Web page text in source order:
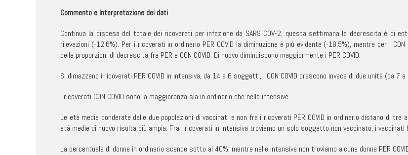
Commento e Interpretazione dei dati
Continua la discesa del totale dei ricoverati per infezione da SARS COV-2, questa settimana la decrescita è di
rilevazioni (-12,6%). Per i ricoverati in ordinario PER COVID la diminuzione è più evidente (-18,5%), mentre per i
delle proporzioni di decrescita fra PER e CON COVID. Di nuovo diminuiscono maggiormente i PER COVID.
Si dimezzano i ricoverati PER COVID in intensiva, da 14 a 6 soggetti, i CON COVID crescono invece di due unità (da 7 a
I ricoverati CON COVID sono la maggioranza sia in ordinario che nelle intensive.
Le età medie ponderate delle due popolazioni di vaccinati e non fra i ricoverati PER COVID in ordinario distano di tre
età medie di nuovo risulta più ampia. Fra i ricoverati in intensiva troviamo un solo soggetto non vaccinato, i vaccinati
La percentuale di donne in ordinario scende sotto al 40%, mentre nelle intensive non troviamo alcuna donna PER